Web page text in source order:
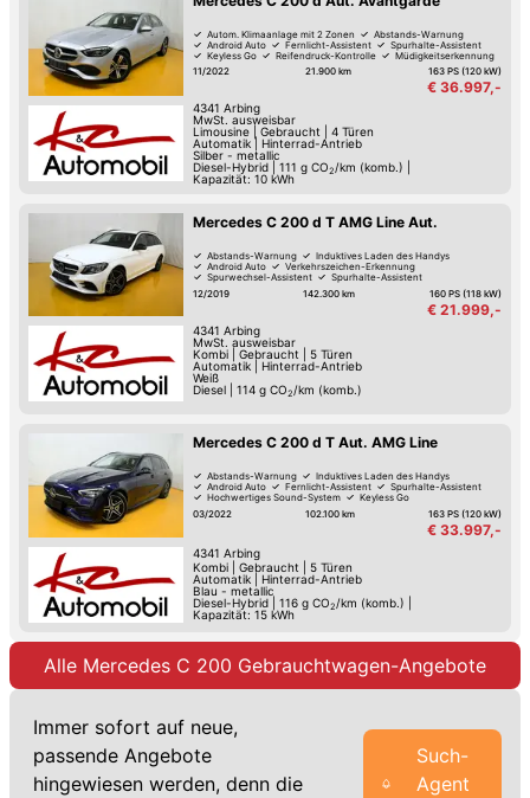
Autom. Klimaanlage mit 2 Zonen
Abstands-Warnung
Android Auto
Fernlicht-Assistent
Spurhalte-Assistent
Keyless Go
Reifendruck-Kontrolle
Müdigkeitserkennung
11/2022
21.900 km 163 PS (120 kW)
€ 36.997,-
4341 Arbing
MwSt. ausweisbar
Limousine| Gebraucht
4 Türen
Automatik| Hinterrad-Antrieb
Silber - metallic
Diesel-Hybrid
111 g CO2 /km (komb.)
Kapazität: 10 kWh
Mercedes C 200 d T AMG Line Aut.
Abstands-Warnung
Induktives Laden des Handys
Android Auto
Verkehrszeichen-Erkennung
Spurwechsel-Assistent
Spurhalte-Assistent
Hochwertiges Sound-System
Reifendruck-Kontrolle
12/2019 142.300 km 160 PS (118 kW)
€ 21.999,-
4341 Arbing
MwSt. ausweisbar
Kombi| Gebraucht
5 Türen
Automatik| Hinterrad-Antrieb
Weiß
Diesel
114 g CO2 /km (komb.)
Mercedes C 200 d T Aut. AMG Line
Abstands-Warnung
Induktives Laden des Handys
Android Auto
Fernlicht-Assistent
Spurhalte-Assistent
Hochwertiges Sound-System
Keyless Go
Reifendruck-Kontrolle
03/2022 102.100 km 163 PS (120 kW)
€ 33.997,-
4341 Arbing
Kombi| Gebraucht
5 Türen
Automatik| Hinterrad-Antrieb
Blau - metallic
Diesel-Hybrid
116 g CO2 /km (komb.)
Kapazität: 15 kWh
Alle Mercedes C 200 Gebrauchtwagen-Angebote
Immer sofort auf neue,
passende Angebote
hingewiesen werden, denn die
Such-
Agent